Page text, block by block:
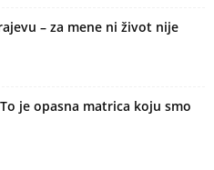
– za mene ni život nije
To je opasna matrica koju smo